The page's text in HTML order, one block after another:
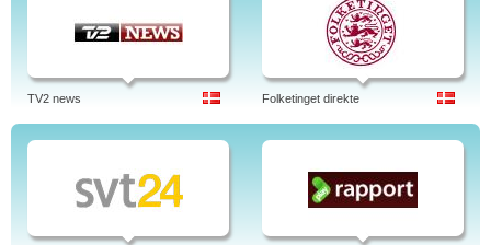
TV2 news Folketinget direkte